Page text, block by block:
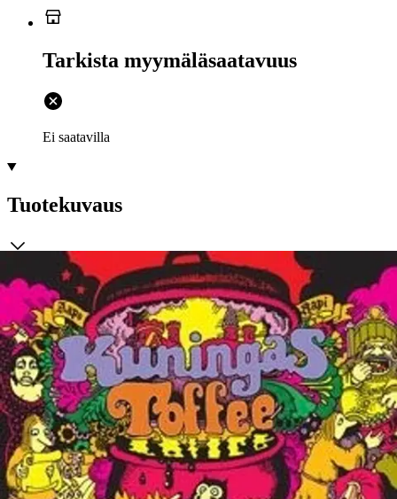
Tarkista myymäläsaatavuus
Ei saatavilla
Tuotekuvaus
Kuningas Toffee on mielikuvituksellinen tarina siitä, millaista elämä
olisi, jos maailmaa johtaisi ahne, itsekäs ja julma, omille
mielihaluilleen antautuva hallitsija.. Albumin toffeenhimoinen
kuningas käyttää kaikki keinot makeanhimonsa tyydyttämiseksi.
Kansan selkänahkaa ei säästetä, kun valtakunnan makeisvarastot
alkavat ehtyä. Rapi piirtää teoksessa herkullisen satiirin vallasta ja
sen tuomasta todellisuudentajun hämärtymisestä.Osia kuningas
Toffeen tarinasta on aiemmin voitu lukea Rapin pienipainoksista
omakustanteista. Kuningas Toffeen albumi sisältää kaikki aiemmin
julkaistut sarjat sekä yli puolet uutta materiaalia. Toffeen saaga
saadaan näin viimein päätökseen.
Näytä lisää tuotekuvausta